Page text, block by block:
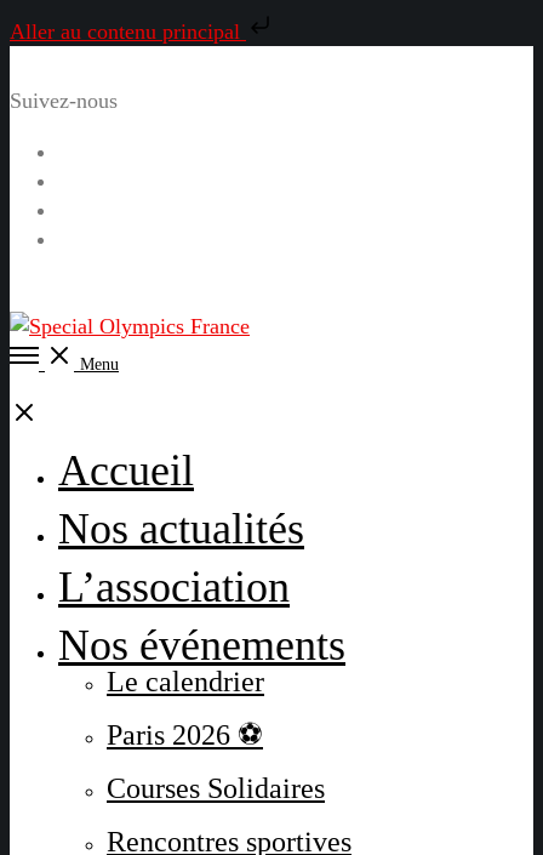
Aller au contenu principal
Suivez-nous
Open
Menu
Close
Accueil
Nos actualités
L’association
Nos événements
Le calendrier
Paris 2026 ⚽
Courses Solidaires
Rencontres sportives